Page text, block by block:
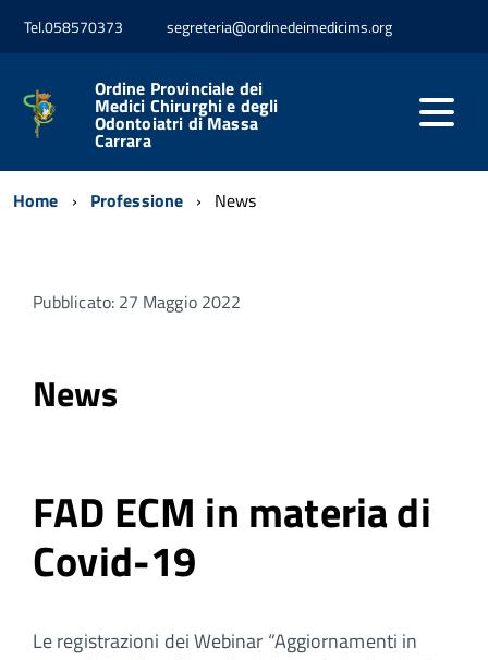
Tel.058570373 segreteria@ordinedeimedicims.org
Ordine Provinciale dei
Medici Chirurghi e degli
Odontoiatri di Massa
Carrara
Home Professione News
Pubblicato: 27 Maggio 2022
News
FAD ECM in materia di
Covid-19
Le registrazioni dei Webinar “Aggiornamenti in